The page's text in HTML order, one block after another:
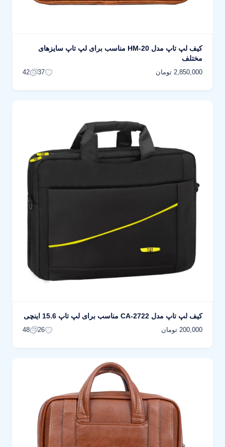
کیف لپ تاپ مدل HM-20 مناسب برای لپ تاپ سایزهای
مختلف
2,850,000 تومان 37
42
کیف لپ تاپ مدل CA-2722 مناسب برای لپ تاپ 15.6 اینچی
200,000 تومان 26
48